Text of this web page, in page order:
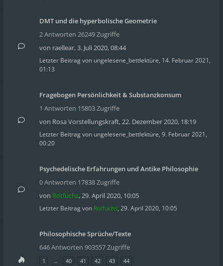
DMT und die hyperbolische Geometrie
2 Antworten 26249 Zugriffe
von raellear,3. Juli 2020, 08:44
Letzter Beitrag von ungelesene_bettlektüre, 14. Februar 2021,
01:13
Fragebogen Persönlichkeit & Substanzkonsum
1 Antworten 15803 Zugriffe
von Rosa Vorstellungskraft,22. Dezember 2020, 18:19
Letzter Beitrag von ungelesene_bettlektüre, 9. Februar 2021,
00:20
Psychedelische Erfahrungen und Antike Philosophie
0 Antworten 17838 Zugriffe
von Rotfuchs,29. April 2020, 10:05
Letzter Beitrag von Rotfuchs, 29. April 2020, 10:05
Philosophische Sprüche/Texte
646 Antworten 903557 Zugriffe
1 … 40 41 42 43 44